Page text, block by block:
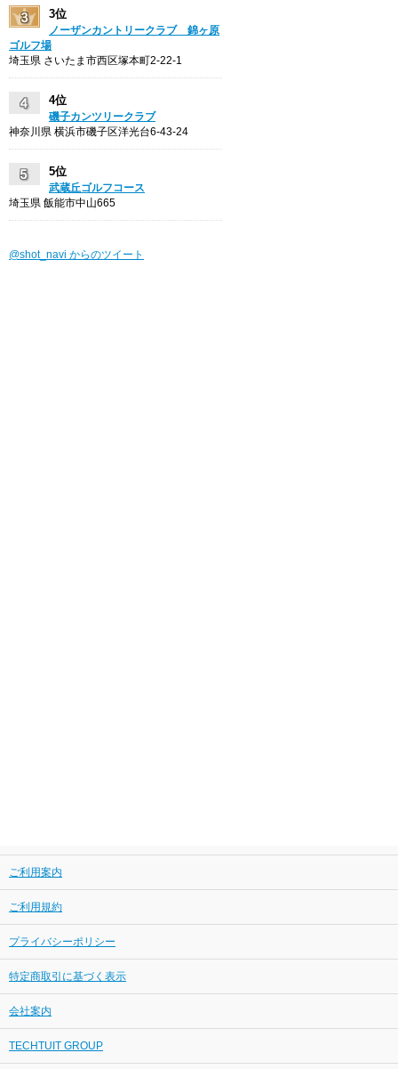
3位
ノーザンカントリークラブ 錦ヶ原
ゴルフ場
埼玉県 さいたま市西区塚本町2-22-1
4位
磯子カンツリークラブ
神奈川県 横浜市磯子区洋光台6-43-24
5位
武蔵丘ゴルフコース
埼玉県 飯能市中山665
@shot_navi からのツイート
ご利用案内
ご利用規約
プライバシーポリシー
特定商取引に基づく表示
会社案内
TECHTUIT GROUP